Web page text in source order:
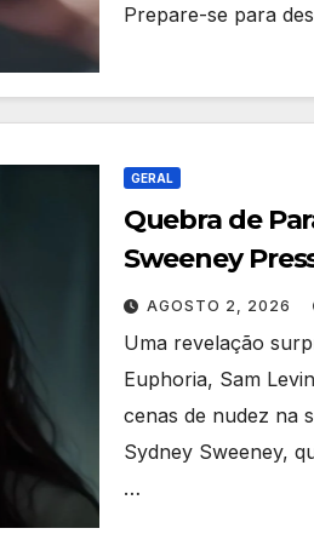
Prepare-se para
GERAL
Quebra de
Sweeney
em Euphoria,
Série
AGOSTO 2, 2026
Uma revelação
Euphoria, Sam
cenas de nudez na
Sydney Sweeney,
…